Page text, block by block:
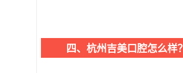
四、杭州吉美口腔怎么样？